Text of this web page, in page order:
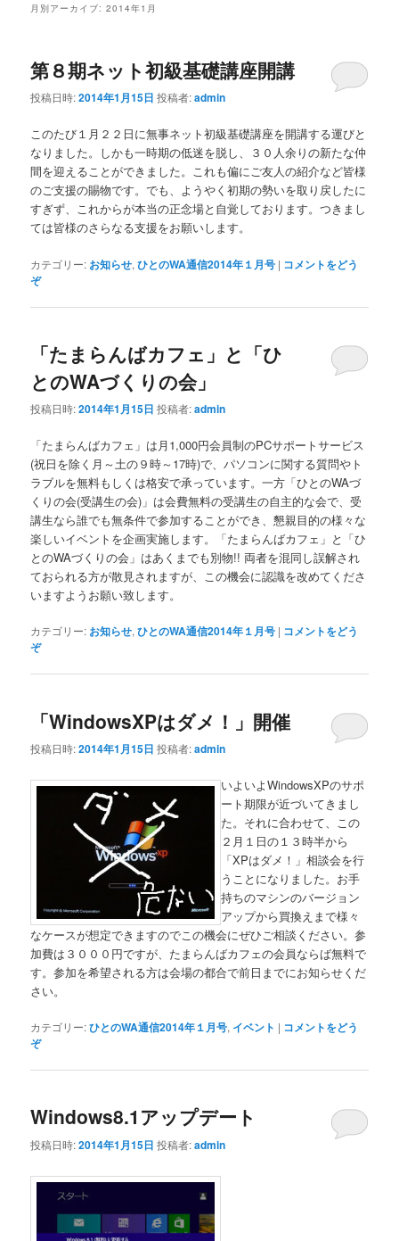
月別アーカイブ:2014年1月
第８期ネット初級基礎講座開講
投稿日時:2014年1月15日 投稿者:admin
このたび１月２２日に無事ネット初級基礎講座を開講する運びと
なりました。しかも一時期の低迷を脱し、３０人余りの新たな仲
間を迎えることができました。これも偏にご友人の紹介など皆様
のご支援の賜物です。でも、ようやく初期の勢いを取り戻したに
すぎず、これからが本当の正念場と自覚しております。つきまし
ては皆様のさらなる支援をお願いします。
カテゴリー: お知らせ,ひとのWA通信2014年１月号 | コメントをどう
ぞ
「たまらんばカフェ」と「ひ
とのWAづくりの会」
投稿日時:2014年1月15日 投稿者:admin
「たまらんばカフェ」は月1,000円会員制のPCサポートサービス
(祝日を除く月～土の９時～17時)で、パソコンに関する質問やト
ラブルを無料もしくは格安で承っています。一方「ひとのWAづ
くりの会(受講生の会)」は会費無料の受講生の自主的な会で、受
講生なら誰でも無条件で参加することができ、懇親目的の様々な
楽しいイベントを企画実施します。「たまらんばカフェ」と「ひ
とのWAづくりの会」はあくまでも別物!! 両者を混同し誤解され
ておられる方が散見されますが、この機会に認識を改めてくださ
いますようお願い致します。
カテゴリー: お知らせ,ひとのWA通信2014年１月号 | コメントをどう
ぞ
「WindowsXPはダメ！」開催
投稿日時:2014年1月15日 投稿者:admin
いよいよWindowsXPのサポ
ート期限が近づいてきまし
た。それに合わせて、この
２月１日の１３時半から
「XPはダメ！」相談会を行
うことになりました。お手
持ちのマシンのバージョン
アップから買換えまで様々
なケースが想定できますのでこの機会にぜひご相談ください。参
加費は３０００円ですが、たまらんばカフェの会員ならば無料で
す。参加を希望される方は会場の都合で前日までにお知らせくだ
さい。
カテゴリー:ひとのWA通信2014年１月号, イベント | コメントをどう
ぞ
Windows8.1アップデート
投稿日時:2014年1月15日 投稿者:admin